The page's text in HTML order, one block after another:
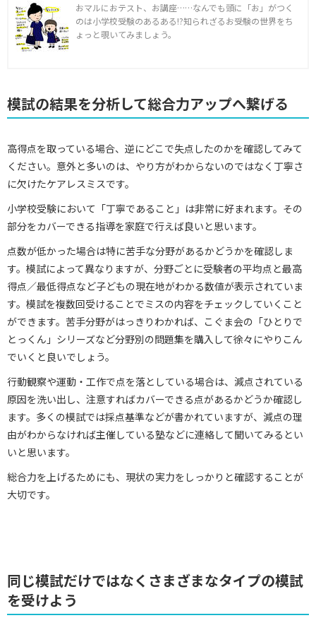
おマルにおテスト、お講座……なんでも頭に「お」がつく
のは小学校受験のあるある!?知られざるお受験の世界をち
ょっと覗いてみましょう。
模試の結果を分析して総合力アップへ繋げる
高得点を取っている場合、逆にどこで失点したのかを確認してみて
ください。意外と多いのは、やり方がわからないのではなく丁寧さ
に欠けたケアレスミスです。
小学校受験において「丁寧であること」は非常に好まれます。その
部分をカバーできる指導を家庭で行えば良いと思います。
点数が低かった場合は特に苦手な分野があるかどうかを確認しま
す。模試によって異なりますが、分野ごとに受験者の平均点と最高
得点／最低得点など子どもの現在地がわかる数値が表示されていま
す。模試を複数回受けることでミスの内容をチェックしていくこと
ができます。苦手分野がはっきりわかれば、こぐま会の「ひとりで
とっくん」シリーズなど分野別の問題集を購入して徐々にやりこん
でいくと良いでしょう。
行動観察や運動・工作で点を落としている場合は、減点されている
原因を洗い出し、注意すればカバーできる点があるかどうか確認し
ます。多くの模試では採点基準などが書かれていますが、減点の理
由がわからなければ主催している塾などに連絡して聞いてみるとい
いと思います。
総合力を上げるためにも、現状の実力をしっかりと確認することが
大切です。
同じ模試だけではなくさまざまなタイプの模試
を受けよう